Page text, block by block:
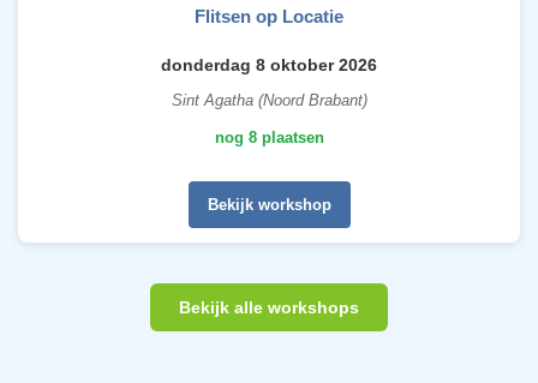
Flitsen op Locatie
donderdag 8 oktober 2026
Sint Agatha (Noord Brabant)
nog 8 plaatsen
Bekijk workshop
Bekijk alle workshops